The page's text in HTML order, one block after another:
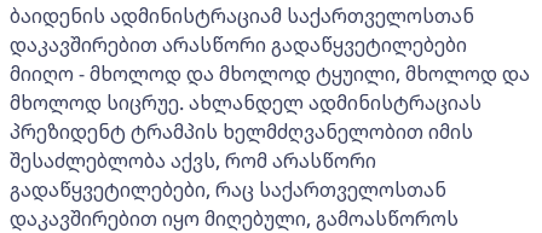
ბაიდენის ადმინისტრაციამ საქართველოსთან
დაკავშირებით არასწორი გადაწყვეტილებები
მიიღო - მხოლოდ და მხოლოდ ტყუილი, მხოლოდ და
მხოლოდ სიცრუე. ახლანდელ ადმინისტრაციას
პრეზიდენტ ტრამპის ხელმძღვანელობით იმის
შესაძლებლობა აქვს, რომ არასწორი
გადაწყვეტილებები, რაც საქართველოსთან
დაკავშირებით იყო მიღებული, გამოასწოროს